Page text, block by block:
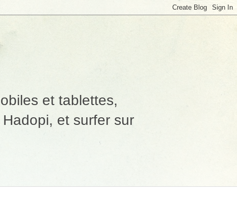
et tablettes,
et surfer sur